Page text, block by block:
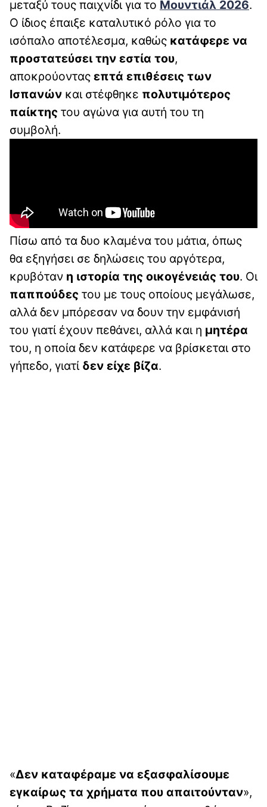
μεταξύ τους παιχνίδι για το Μουντιάλ 2026.
Ο ίδιος έπαιξε καταλυτικό ρόλο για το
ισόπαλο αποτέλεσμα, καθώς κατάφερε να
προστατεύσει την εστία του,
αποκρούοντας επτά επιθέσεις των
Ισπανών και στέφθηκε πολυτιμότερος
παίκτης του αγώνα για αυτή του τη
συμβολή.
Πίσω από τα δυο κλαμένα του μάτια, όπως
θα εξηγήσει σε δηλώσεις του αργότερα,
κρυβόταν η ιστορία της οικογένειάς του. Οι
παππούδες του με τους οποίους μεγάλωσε,
αλλά δεν μπόρεσαν να δουν την εμφάνισή
του γιατί έχουν πεθάνει, αλλά και η μητέρα
του, η οποία δεν κατάφερε να βρίσκεται στο
γήπεδο, γιατί δεν είχε βίζα.
«Δεν καταφέραμε να εξασφαλίσουμε
εγκαίρως τα χρήματα που απαιτούνταν»,